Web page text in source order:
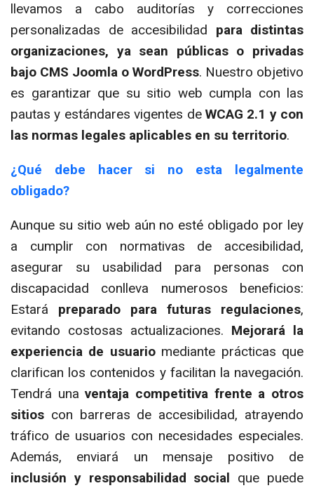
llevamos a cabo auditorías y correcciones
personalizadas de accesibilidad para distintas
organizaciones, ya sean públicas o privadas
bajo CMS Joomla o WordPress. Nuestro objetivo
es garantizar que su sitio web cumpla con las
pautas y estándares vigentes de WCAG 2.1 y con
las normas legales aplicables en su territorio.
¿Qué debe hacer si no esta legalmente
obligado?
Aunque su sitio web aún no esté obligado por ley
a cumplir con normativas de accesibilidad,
asegurar su usabilidad para personas con
discapacidad conlleva numerosos beneficios:
Estará preparado para futuras regulaciones,
evitando costosas actualizaciones. Mejorará la
experiencia de usuariomediante prácticas que
clarifican los contenidos y facilitan la navegación.
Tendrá unaventaja competitiva frente a otros
sitios con barreras de accesibilidad, atrayendo
tráfico de usuarios con necesidades especiales.
Además, enviará un mensaje positivo de
inclusión y responsabilidad social que puede